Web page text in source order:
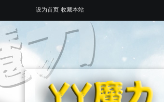
设为首页 收藏本站